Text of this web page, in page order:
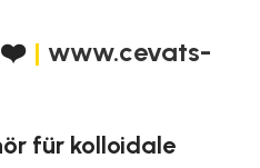
❤️ | www.cevats-
für kolloidale